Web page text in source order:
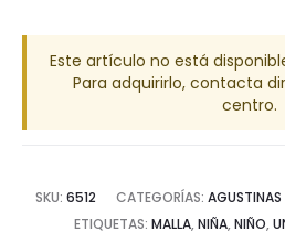
Este artículo no está
Para adquirirlo, contacta
centro.
SKU: 6512 CATEGORÍAS: AGUSTINAS
ETIQUETAS: MALLA, NIÑA, NIÑO,